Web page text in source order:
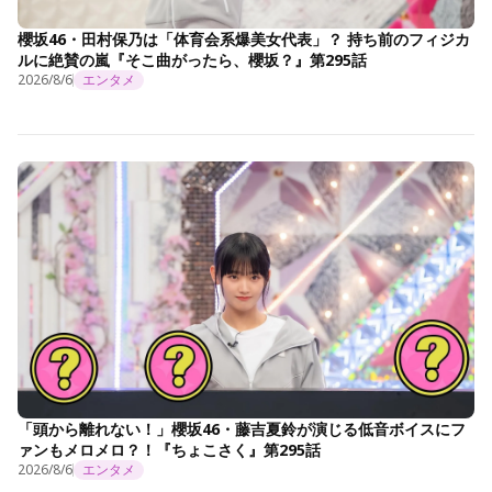
櫻坂46・田村保乃は「体育会系爆美女代表」？ 持ち前のフィジカ
ルに絶賛の嵐『そこ曲がったら、櫻坂？』第295話
2026/8/6 エンタメ
「頭から離れない！」櫻坂46・藤吉夏鈴が演じる低音ボイスにフ
ァンもメロメロ？！『ちょこさく』第295話
2026/8/6 エンタメ